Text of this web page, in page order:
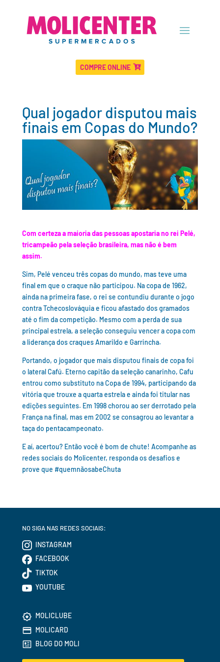
COMPRE ONLINE
Qual jogador disputou mais
finais em Copas do Mundo?
Com certeza a maioria das pessoas apostaria no rei Pelé,
tricampeão pela seleção brasileira, mas não é bem
assim.
Sim, Pelé venceu três copas do mundo, mas teve uma
final em que o craque não participou. Na copa de 1962,
ainda na primeira fase, o rei se contundiu durante o jogo
contra Tchecoslováquia e ficou afastado dos gramados
até o fim da competição. Mesmo com a perda de sua
principal estrela, a seleção conseguiu vencer a copa com
a liderança dos craques Amarildo e Garrincha.
Portando, o jogador que mais disputou finais de copa foi
o lateral Cafú. Eterno capitão da seleção canarinho, Cafu
entrou como substituto na Copa de 1994, participando da
vitória que trouxe a quarta estrela e ainda foi titular nas
edições seguintes. Em 1998 chorou ao ser derrotado pela
França na final, mas em 2002 se consagrou ao levantar a
taça do pentacampeonato.
E aí, acertou? Então você é bom de chute! Acompanhe as
redes sociais do Molicenter, responda os desafios e
prove que #quemnãosabeChuta
NO SIGA NAS REDES SOCIAIS:
INSTAGRAM
FACEBOOK
TIKTOK
YOUTUBE
MOLICLUBE
MOLICARD
BLOG DO MOLI